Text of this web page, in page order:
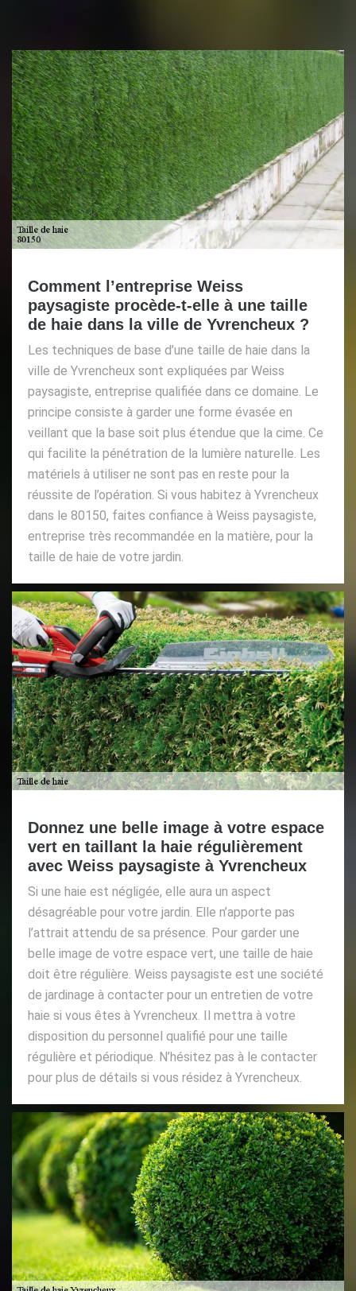
Comment l’entreprise Weiss
paysagiste procède-t-elle à une taille
de haie dans la ville de Yvrencheux ?
Les techniques de base d’une taille de haie dans la
ville de Yvrencheux sont expliquées par Weiss
paysagiste, entreprise qualifiée dans ce domaine. Le
principe consiste à garder une forme évasée en
veillant que la base soit plus étendue que la cime. Ce
qui facilite la pénétration de la lumière naturelle. Les
matériels à utiliser ne sont pas en reste pour la
réussite de l’opération. Si vous habitez à Yvrencheux
dans le 80150, faites confiance à Weiss paysagiste,
entreprise très recommandée en la matière, pour la
taille de haie de votre jardin.
Donnez une belle image à votre espace
vert en taillant la haie régulièrement
avec Weiss paysagiste à Yvrencheux
Si une haie est négligée, elle aura un aspect
désagréable pour votre jardin. Elle n’apporte pas
l’attrait attendu de sa présence. Pour garder une
belle image de votre espace vert, une taille de haie
doit être régulière. Weiss paysagiste est une société
de jardinage à contacter pour un entretien de votre
haie si vous êtes à Yvrencheux. Il mettra à votre
disposition du personnel qualifié pour une taille
régulière et périodique. N’hésitez pas à le contacter
pour plus de détails si vous résidez à Yvrencheux.